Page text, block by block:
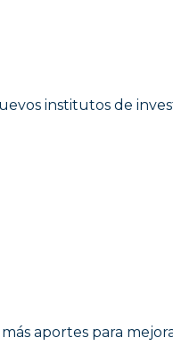
institutos de
aportes para